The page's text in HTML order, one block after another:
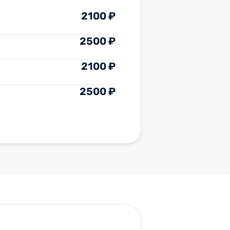
2100 ₽
2500 ₽
2100 ₽
2500 ₽